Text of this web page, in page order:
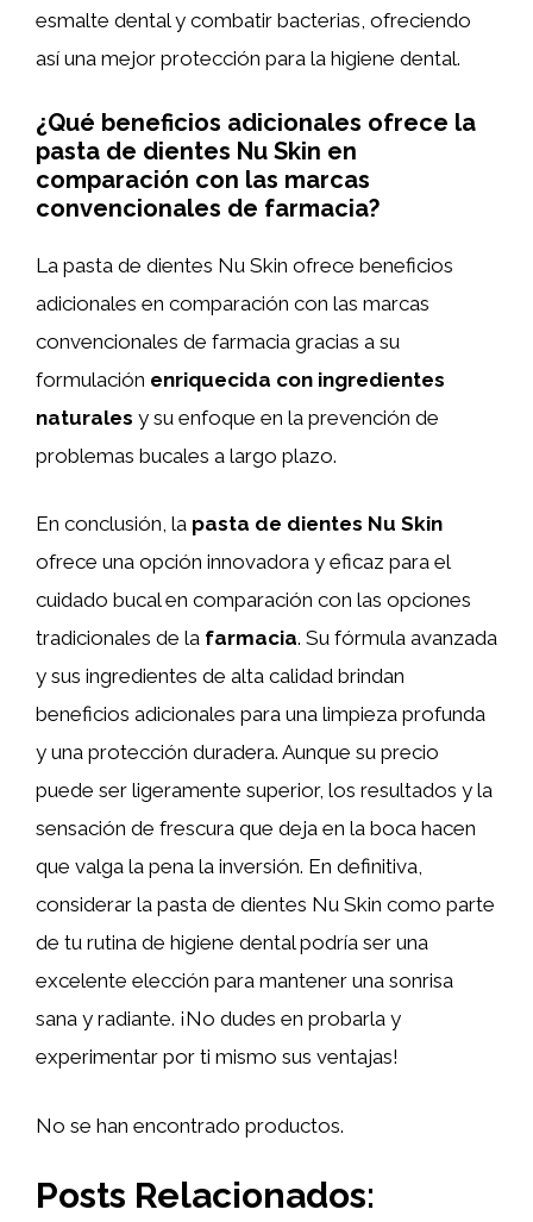
esmalte dental y combatir bacterias, ofreciendo
así una mejor protección para la higiene dental.
¿Qué beneficios adicionales ofrece la
pasta de dientes Nu Skin en
comparación con las marcas
convencionales de farmacia?
La pasta de dientes Nu Skin ofrece beneficios
adicionales en comparación con las marcas
convencionales de farmacia gracias a su
formulación enriquecida con ingredientes
naturales y su enfoque en la prevención de
problemas bucales a largo plazo.
En conclusión, la pasta de dientes Nu Skin
ofrece una opción innovadora y eficaz para el
cuidado bucal en comparación con las opciones
tradicionales de la farmacia. Su fórmula avanzada
y sus ingredientes de alta calidad brindan
beneficios adicionales para una limpieza profunda
y una protección duradera. Aunque su precio
puede ser ligeramente superior, los resultados y la
sensación de frescura que deja en la boca hacen
que valga la pena la inversión. En definitiva,
considerar la pasta de dientes Nu Skin como parte
de tu rutina de higiene dental podría ser una
excelente elección para mantener una sonrisa
sana y radiante. ¡No dudes en probarla y
experimentar por ti mismo sus ventajas!
No se han encontrado productos.
Posts Relacionados: